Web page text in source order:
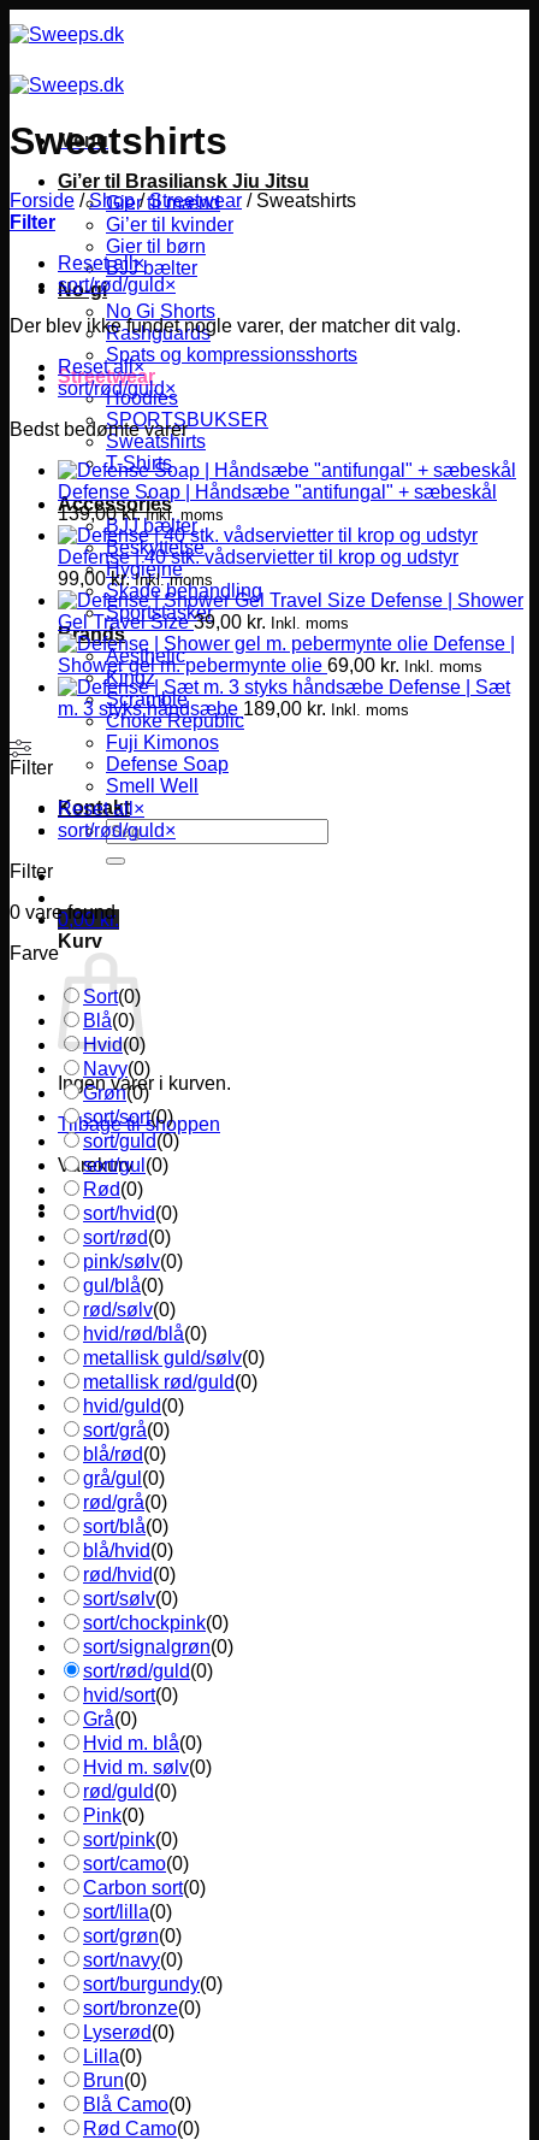
til
Menu
Gi’er til Brasiliansk Jiu Jitsu
Gier til mænd
Gi’er til kvinder
Gier til børn
BJJ bælter
No-gi
No Gi Shorts
Rashguards
Spats og kompressionsshorts
Streetwear
Hoodies
SPORTSBUKSER
Sweatshirts
T-Shirts
Accessories
BJJ bælter
Beskyttelse
Hygiejne
Skade behandling
Sportstasker
Brands
Aesthetic
Kingz
Scramble
Choke Republic
Fuji Kimonos
Defense Soap
Smell Well
Kontakt
Søg
efter:
0,00 kr.
Kurv
Ingen varer i kurven.
Tilbage til shoppen
Varekurv
Sweatshirts
Forside / Shop / Streetwear /Sweatshirts
Filter
Reset all×
sort/rød/guld×
Der blev ikke fundet nogle varer, der matcher dit valg.
Reset all×
sort/rød/guld×
Bedst bedømte varer
Defense Soap | Håndsæbe "antifungal" + sæbeskål
139,00kr. Inkl. moms
Defense | 40 stk. vådservietter til krop og udstyr
99,00kr. Inkl. moms
Defense | Shower
Gel Travel Size 39,00 kr. Inkl. moms
Defense |
Shower gel m. pebermynte olie 69,00 kr. Inkl. moms
Defense | Sæt
m. 3 styks håndsæbe 189,00 kr. Inkl. moms
Filter
Reset all ×
sort/rød/guld×
Filter
0 vare found
Farve
Sort(0)
Blå(0)
Hvid(0)
Navy(0)
Grøn(0)
sort/sort(0)
sort/guld(0)
sort/gul (0)
Rød(0)
sort/hvid(0)
sort/rød(0)
pink/sølv(0)
gul/blå(0)
rød/sølv(0)
hvid/rød/blå(0)
metallisk guld/sølv(0)
metallisk rød/guld(0)
hvid/guld(0)
sort/grå(0)
blå/rød(0)
grå/gul (0)
rød/grå(0)
sort/blå(0)
blå/hvid(0)
rød/hvid(0)
sort/sølv(0)
sort/chockpink(0)
sort/signalgrøn(0)
sort/rød/guld(0)
hvid/sort(0)
Grå(0)
Hvid m. blå(0)
Hvid m. sølv(0)
rød/guld(0)
Pink(0)
sort/pink(0)
sort/camo(0)
Carbon sort(0)
sort/lilla(0)
sort/grøn(0)
sort/navy(0)
sort/burgundy(0)
sort/bronze(0)
Lyserød(0)
Lilla(0)
Brun(0)
Blå Camo(0)
Rød Camo(0)